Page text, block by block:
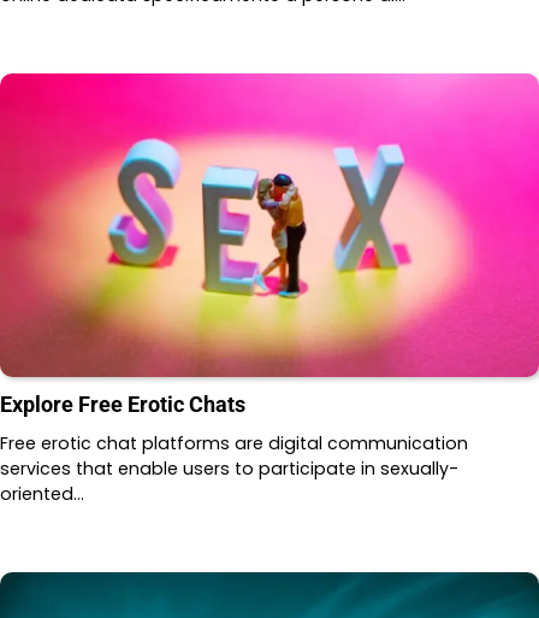
Explore Free Erotic Chats
Free erotic chat platforms are digital communication
services that enable users to participate in sexually-
oriented…